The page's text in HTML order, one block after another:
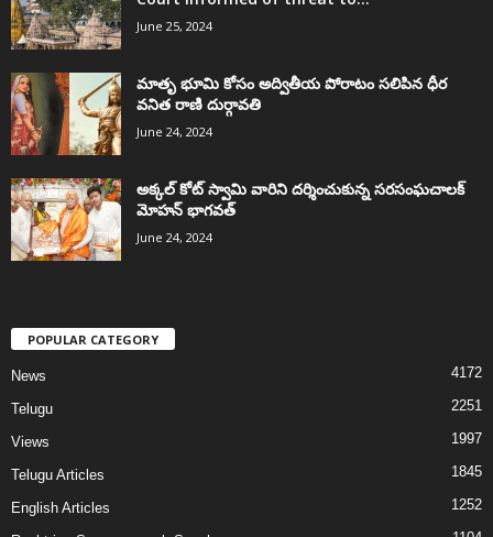
June 25, 2024
మాతృ భూమి కోసం అద్వితీయ పోరాటం సలిపిన ధీర
వనిత రాణి దుర్గావతి
June 24, 2024
అక్కల్‌ కోట్‌ స్వామి వారిని దర్శించుకున్న సరసంఘచాలక్
మోహన్ భాగవత్
June 24, 2024
POPULAR CATEGORY
News 4172
Telugu 2251
Views 1997
Telugu Articles 1845
English Articles 1252